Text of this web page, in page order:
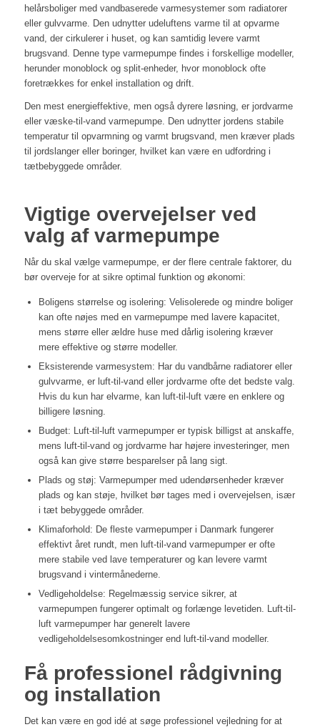
helårsboliger med vandbaserede varmesystemer som radiatorer
eller gulvvarme. Den udnytter udeluftens varme til at opvarme
vand, der cirkulerer i huset, og kan samtidig levere varmt
brugsvand. Denne type varmepumpe findes i forskellige modeller,
herunder monoblock og split-enheder, hvor monoblock ofte
foretrækkes for enkel installation og drift.
Den mest energieffektive, men også dyrere løsning, er jordvarme
eller væske-til-vand varmepumpe. Den udnytter jordens stabile
temperatur til opvarmning og varmt brugsvand, men kræver plads
til jordslanger eller boringer, hvilket kan være en udfordring i
tætbebyggede områder.
Vigtige overvejelser ved
valg af varmepumpe
Når du skal vælge varmepumpe, er der flere centrale faktorer, du
bør overveje for at sikre optimal funktion og økonomi:
Boligens størrelse og isolering: Velisolerede og mindre boliger
kan ofte nøjes med en varmepumpe med lavere kapacitet,
mens større eller ældre huse med dårlig isolering kræver
mere effektive og større modeller.
Eksisterende varmesystem: Har du vandbårne radiatorer eller
gulvvarme, er luft-til-vand eller jordvarme ofte det bedste valg.
Hvis du kun har elvarme, kan luft-til-luft være en enklere og
billigere løsning.
Budget: Luft-til-luft varmepumper er typisk billigst at anskaffe,
mens luft-til-vand og jordvarme har højere investeringer, men
også kan give større besparelser på lang sigt.
Plads og støj: Varmepumper med udendørsenheder kræver
plads og kan støje, hvilket bør tages med i overvejelsen, især
i tæt bebyggede områder.
Klimaforhold: De fleste varmepumper i Danmark fungerer
effektivt året rundt, men luft-til-vand varmepumper er ofte
mere stabile ved lave temperaturer og kan levere varmt
brugsvand i vintermånederne.
Vedligeholdelse: Regelmæssig service sikrer, at
varmepumpen fungerer optimalt og forlænge levetiden. Luft-til-
luft varmepumper har generelt lavere
vedligeholdelsesomkostninger end luft-til-vand modeller.
Få professionel rådgivning
og installation
Det kan være en god idé at søge professionel vejledning for at